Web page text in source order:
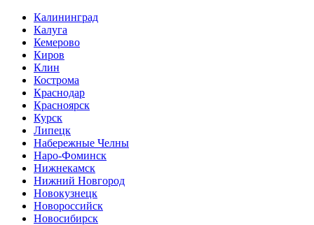
Калининград
Калуга
Кемерово
Киров
Клин
Кострома
Краснодар
Красноярск
Курск
Липецк
Набережные Челны
Наро-Фоминск
Нижнекамск
Нижний Новгород
Новокузнецк
Новороссийск
Новосибирск